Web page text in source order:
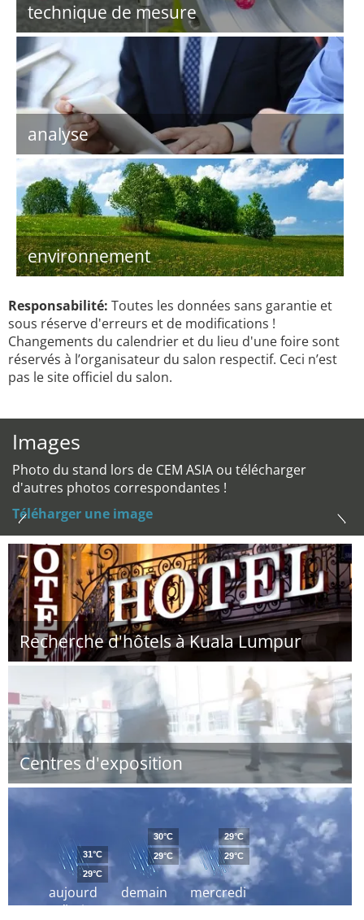
technique de mesure
analyse
environnement
Responsabilité: Toutes les données sans garantie et
sous réserve d'erreurs et de modifications !
Changements du calendrier et du lieu d'une foire sont
réservés à l’organisateur du salon respectif. Ceci n’est
pas le site officiel du salon.
Images
Photo du stand lors de CEM ASIA ou télécharger
d'autres photos correspondantes !
Téléharger une image
Recherche d'hôtels à Kuala Lumpur
Centres d'exposition
aujourd
´hui
31°C
29°C
demain
30°C
29°C
mercredi
29°C
29°C